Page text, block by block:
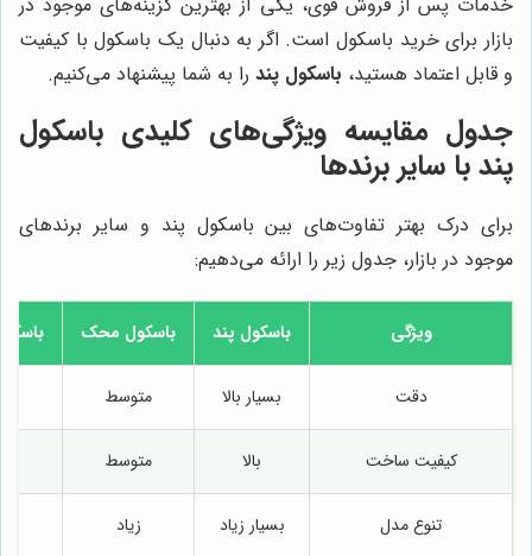
بازار برای خرید باسکول است. اگر به دنبال یک باسکول با کیفیت
و قابل اعتماد هستید، باسکول پند را به شما پیشنهاد می‌کنیم.
جدول مقایسه ویژگی‌های کلیدی باسکول
پند با سایر برندها
برای درک بهتر تفاوت‌های بین باسکول پند و سایر برندهای
موجود در بازار، جدول زیر را ارائه می‌دهیم:
ویژگی باسکول پند باسکول محک
دقت بسیار بالا متوسط
کیفیت ساخت بالا متوسط
تنوع مدل بسیار زیاد زیاد